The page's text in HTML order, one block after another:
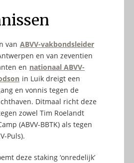
van ABVV-vakbondsleider
en van zeventien
en nationaal ABVV-
in Luik dreigt een
en vonnis tegen de
Ditmaal richt deze
zowel Tim Roelandt
(ABVV-BBTK) als tegen
Puls).
deze staking ‘onredelijk’